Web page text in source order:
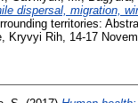
dispersal, migration,
territories:
Kryvyi Rih, 14-17